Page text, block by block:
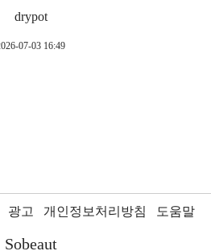
drypot
07-03 16:49
광고 개인정보처리방침 도움말
Sobeaut